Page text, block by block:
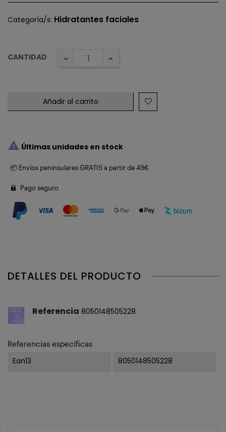
Categoría/s: Hidratantes faciales
CANTIDAD
Añadir al carrito
 Últimas unidades en stock
📦 Envíos peninsulares GRATIS a partir de 49€
Pago seguro
DETALLES DEL PRODUCTO
Referencia 8050148505228
Referencias específicas
Ean13 8050148505228